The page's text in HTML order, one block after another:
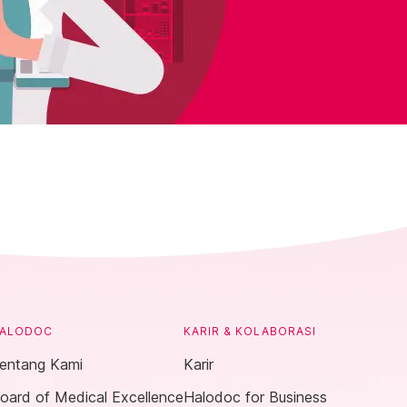
Kami
of Medical Excellence
KARIR & KOLABORASI
Karir
Halodoc for Business